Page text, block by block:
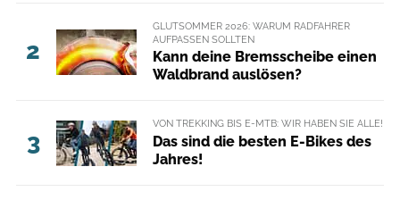
2
GLUTSOMMER 2026: WARUM RADFAHRER
AUFPASSEN SOLLTEN
Kann deine Bremsscheibe einen
Waldbrand auslösen?
3
VON TREKKING BIS E-MTB: WIR HABEN SIE ALLE!
Das sind die besten E-Bikes des
Jahres!